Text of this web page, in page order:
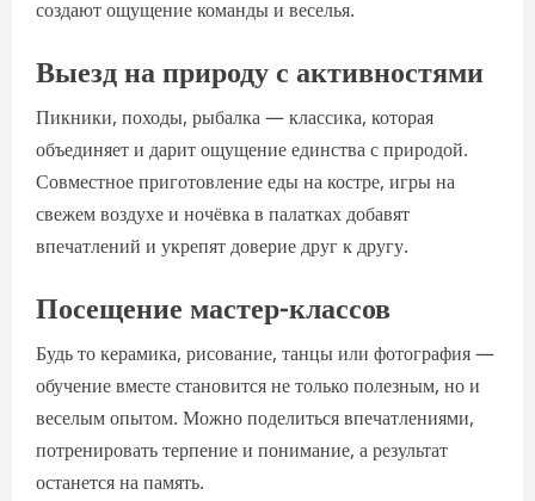
создают ощущение команды и веселья.
Выезд на природу с активностями
Пикники, походы, рыбалка — классика, которая
объединяет и дарит ощущение единства с природой.
Совместное приготовление еды на костре, игры на
свежем воздухе и ночёвка в палатках добавят
впечатлений и укрепят доверие друг к другу.
Посещение мастер-классов
Будь то керамика, рисование, танцы или фотография —
обучение вместе становится не только полезным, но и
веселым опытом. Можно поделиться впечатлениями,
потренировать терпение и понимание, а результат
останется на память.